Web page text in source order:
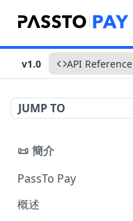
v1.0 API Reference
JUMP TO
📜 簡介
PassTo Pay
概述